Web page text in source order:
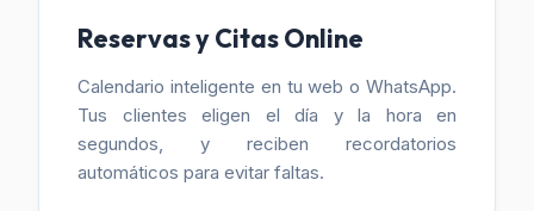
Reservas y Citas Online
Calendario inteligente en tu web o WhatsApp.
Tus clientes eligen el día y la hora en
segundos, y reciben recordatorios
automáticos para evitar faltas.